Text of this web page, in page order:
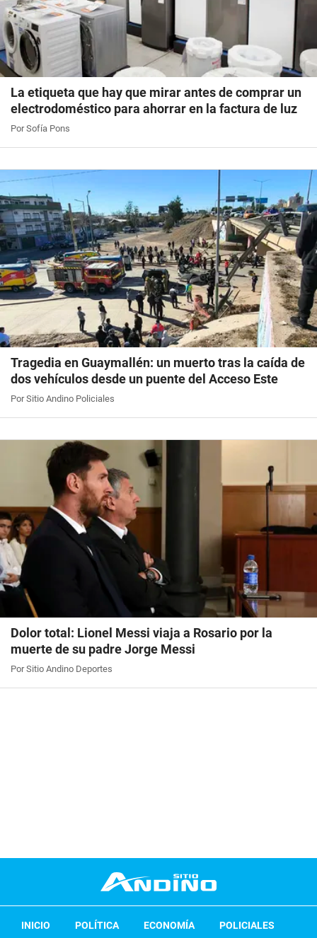
La etiqueta que hay que mirar antes de comprar un
electrodoméstico para ahorrar en la factura de luz
Por Sofía Pons
Tragedia en Guaymallén: un muerto tras la caída de
dos vehículos desde un puente del Acceso Este
Por Sitio Andino Policiales
Dolor total: Lionel Messi viaja a Rosario por la
muerte de su padre Jorge Messi
Por Sitio Andino Deportes
INICIO POLÍTICA ECONOMÍA POLICIALES